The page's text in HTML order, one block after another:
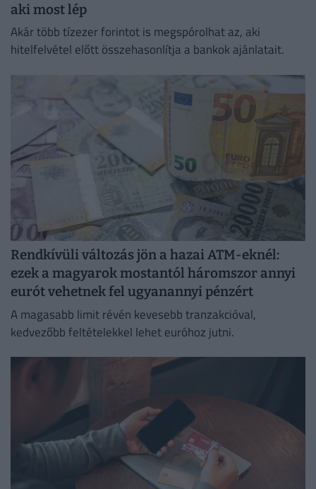
aki most lép
Akár több tízezer forintot is megspórolhat az, aki
hitelfelvétel előtt összehasonlítja a bankok ajánlatait.
Rendkívüli változás jön a hazai ATM-eknél:
ezek a magyarok mostantól háromszor annyi
eurót vehetnek fel ugyanannyi pénzért
A magasabb limit révén kevesebb tranzakcióval,
kedvezőbb feltételekkel lehet euróhoz jutni.